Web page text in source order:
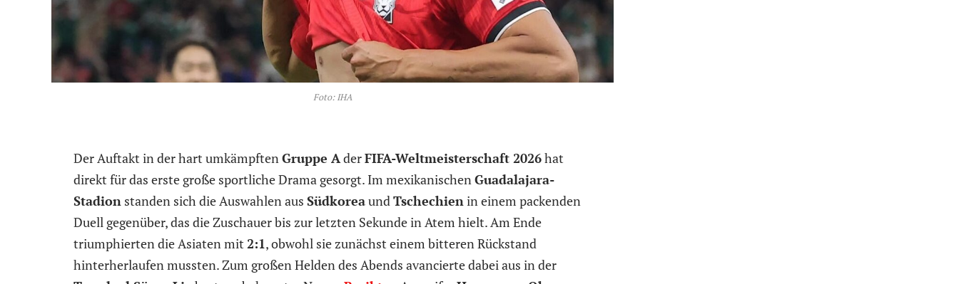
Foto: IHA
Der Auftakt in der hart umkämpftenGruppe AderFIFA-Weltmeisterschaft 2026hat
direkt für das erste große sportliche Drama gesorgt. Im mexikanischenGuadalajara-
Stadion standen sich die Auswahlen aus SüdkoreaundTschechienin einem packenden
Duell gegenüber, das die Zuschauer bis zur letzten Sekunde in Atem hielt. Am Ende
triumphierten die Asiaten mit 2:1, obwohl sie zunächst einem bitteren Rückstand
hinterherlaufen mussten. Zum großen Helden des Abends avancierte dabei aus in der